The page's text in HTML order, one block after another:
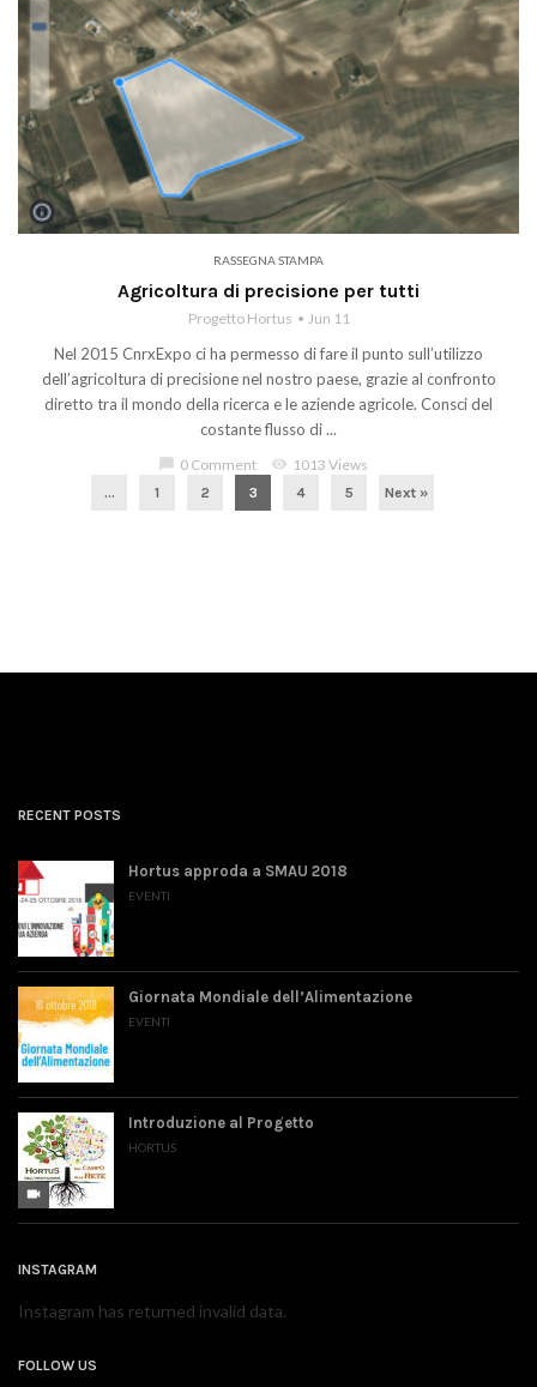
RASSEGNA STAMPA
Agricoltura di precisione per tutti
Progetto Hortus Jun 11
Nel 2015 CnrxExpo ci ha permesso di fare il punto sull’utilizzo
dell’agricoltura di precisione nel nostro paese, grazie al confronto
diretto tra il mondo della ricerca e le aziende agricole. Consci del
costante flusso di ...
0 Comment visibility 1013 Views
... 1 2 3 4 5 Next »
RECENT POSTS
Hortus approda a SMAU 2018
EVENTI
Giornata Mondiale dell’Alimentazione
EVENTI
videocam
Introduzione al Progetto
HORTUS
INSTAGRAM
Instagram has returned invalid data.
FOLLOW US